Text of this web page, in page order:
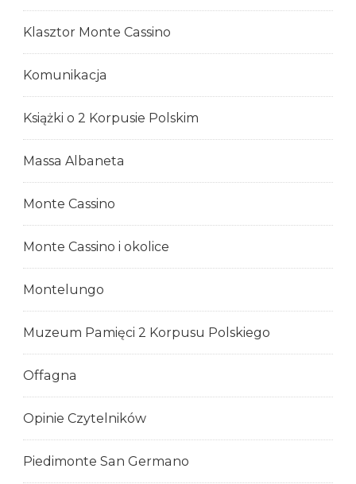
Klasztor Monte Cassino
Komunikacja
Książki o 2 Korpusie Polskim
Massa Albaneta
Monte Cassino
Monte Cassino i okolice
Montelungo
Muzeum Pamięci 2 Korpusu Polskiego
Offagna
Opinie Czytelników
Piedimonte San Germano